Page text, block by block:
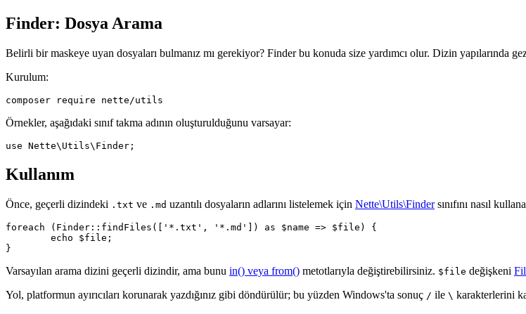
Finder: Dosya Arama
Belirli bir maskeye uyan dosyaları bulmanız mı gerekiyor? Finder bu konuda size yardımcı olur. Dizin yapılarında
Kurulum:
Örnekler, aşağıdaki sınıf takma adının oluşturulduğunu varsayar:
Kullanım
Önce, geçerli dizindeki .txt ve .md uzantılı dosyaların adlarını listelemek için Nette\Utils\Findersınıfını nasıl
foreach (Finder::findFiles(['*.txt', '*.md']) as $name => $file) {
Varsayılan arama dizini geçerli dizindir, ama bunu in() veya from() metotlarıyla değiştirebilirsiniz. $file değişkeni
Yol, platformun ayırıcıları korunarak yazdığınız gibi döndürülür; bu yüzden Windows'ta sonuç / ile \ karakterlerini